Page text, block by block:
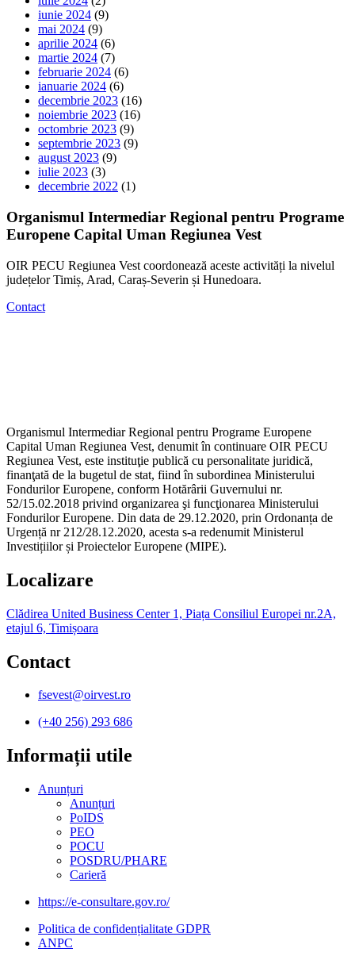
iunie 2024 (9)
mai 2024 (9)
aprilie 2024 (6)
martie 2024 (7)
februarie 2024 (6)
ianuarie 2024 (6)
decembrie 2023 (16)
noiembrie 2023 (16)
octombrie 2023 (9)
septembrie 2023 (9)
august 2023 (9)
iulie 2023 (3)
decembrie 2022 (1)
Organismul Intermediar Regional pentru Programe
Europene Capital Uman Regiunea Vest
OIR PECU Regiunea Vest coordonează aceste activități la nivelul
județelor Timiș, Arad, Caraș-Severin și Hunedoara.
Contact
Organismul Intermediar Regional pentru Programe Europene
Capital Uman Regiunea Vest, denumit în continuare OIR PECU
Regiunea Vest, este instituţie publică cu personalitate juridică,
finanţată de la bugetul de stat, fiind în subordinea Ministerului
Fondurilor Europene, conform Hotărârii Guvernului nr.
52/15.02.2018 privind organizarea şi funcţionarea Ministerului
Fondurilor Europene. Din data de 29.12.2020, prin Ordonanța de
Urgență nr 212/28.12.2020, acesta s-a redenumit Ministerul
Investițiilor și Proiectelor Europene (MIPE).
Localizare
Clădirea United Business Center 1, Piața Consiliul Europei nr.2A,
etajul 6, Timișoara
Contact
fsevest@oirvest.ro
(+40 256) 293 686
Informații utile​
Anunțuri
Anunțuri
PoIDS
PEO
POCU
POSDRU/PHARE
Carieră
https://e-consultare.gov.ro/
Politica de confidențialitate GDPR
ANPC